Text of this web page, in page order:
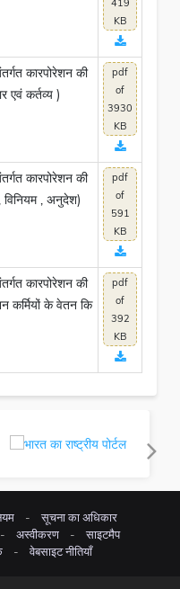
419
KB
कारपोरेशन की
एवं कर्तव्य )
pdf
of
3930
KB
कारपोरेशन की
विनियम , अनुदेश)
pdf
of
591
KB
कारपोरेशन की
कर्मियों के वेतन कि
pdf
of
392
KB
सूचना का अधिकार
अस्वीकरण
साइटमैप
वेबसाइट नीतियाँ